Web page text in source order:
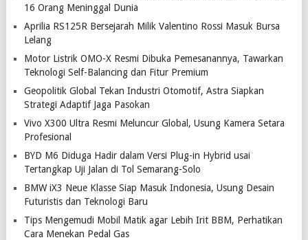
16 Orang Meninggal Dunia
Aprilia RS125R Bersejarah Milik Valentino Rossi Masuk Bursa
Lelang
Motor Listrik OMO-X Resmi Dibuka Pemesanannya, Tawarkan
Teknologi Self-Balancing dan Fitur Premium
Geopolitik Global Tekan Industri Otomotif, Astra Siapkan
Strategi Adaptif Jaga Pasokan
Vivo X300 Ultra Resmi Meluncur Global, Usung Kamera Setara
Profesional
BYD M6 Diduga Hadir dalam Versi Plug-in Hybrid usai
Tertangkap Uji Jalan di Tol Semarang-Solo
BMW iX3 Neue Klasse Siap Masuk Indonesia, Usung Desain
Futuristis dan Teknologi Baru
Tips Mengemudi Mobil Matik agar Lebih Irit BBM, Perhatikan
Cara Menekan Pedal Gas